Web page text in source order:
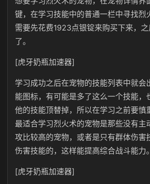
键，在学习技能中的普通一栏中寻找烈
需要先花费1923点银锭来购买下来，
了。
[虎牙奶瓶加速器]
学习成功之后在宠物的技能列表中就会
能图标，有可能是多了这么一个技能，
他的技能顶替掉，所以在学习之前要慎
最适合学习烈火术的宠物是那些没有主
攻比较高的宠物，或者是只有群体伤害
伤害技能的，这样能提高综合战斗能力。
[虎牙奶瓶加速器]